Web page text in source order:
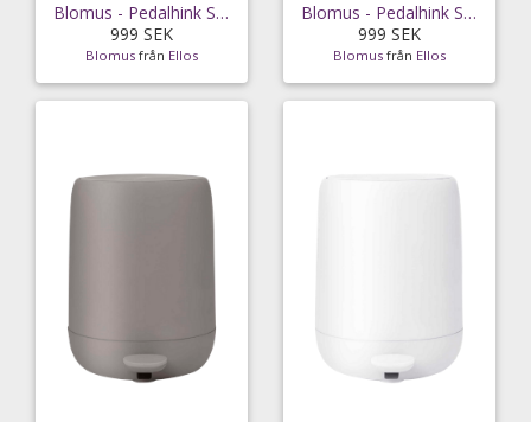
Blomus - Pedalhink Sono 5L - Svart
999 SEK
Blomus från Ellos
Blomus - Pedalhink Sono 5L - Grå
999 SEK
Blomus från Ellos